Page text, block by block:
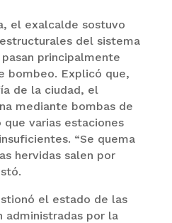
el exalcalde sostuvo
del sistema
principalmente
bombeo. Explicó que,
de la ciudad, el
mediante bombas de
que varias estaciones
“Se quema
hervidas salen por
el estado de las
administradas por la